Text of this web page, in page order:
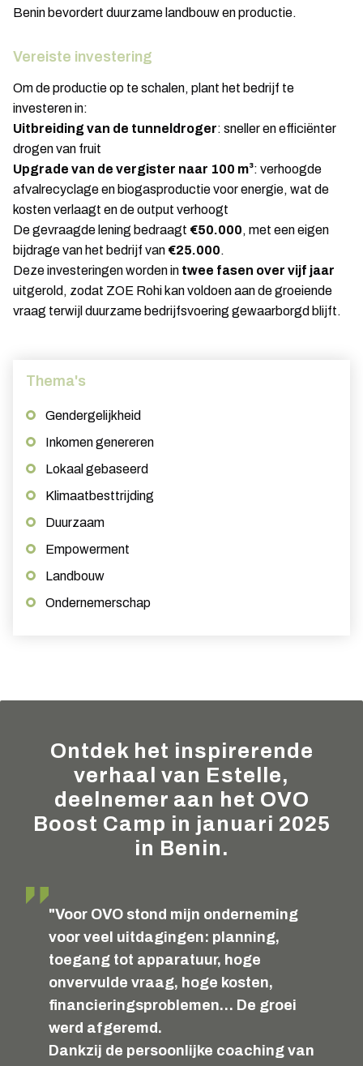
Benin bevordert duurzame landbouw en productie.
Vereiste investering
Om de productie op te schalen, plant het bedrijf te
investeren in:
Uitbreiding van de tunneldroger: sneller en efficiënter
drogen van fruit
Upgrade van de vergister naar 100 m³: verhoogde
afvalrecyclage en biogasproductie voor energie, wat de
kosten verlaagt en de output verhoogt
De gevraagde lening bedraagt €50.000, met een eigen
bijdrage van het bedrijf van €25.000.
Deze investeringen worden in twee fasen over vijf jaar
uitgerold, zodat ZOE Rohi kan voldoen aan de groeiende
vraag terwijl duurzame bedrijfsvoering gewaarborgd blijft.
Thema's
Gendergelijkheid
Inkomen genereren
Lokaal gebaseerd
Klimaatbesttrijding
Duurzaam
Empowerment
Landbouw
Ondernemerschap
Ontdek het inspirerende
verhaal van Estelle,
deelnemer aan het OVO
Boost Camp in januari 2025
in Benin.
"Voor OVO stond mijn onderneming
voor veel uitdagingen: planning,
toegang tot apparatuur, hoge
onvervulde vraag, hoge kosten,
financieringsproblemen… De groei
werd afgeremd.
Dankzij de persoonlijke coaching van